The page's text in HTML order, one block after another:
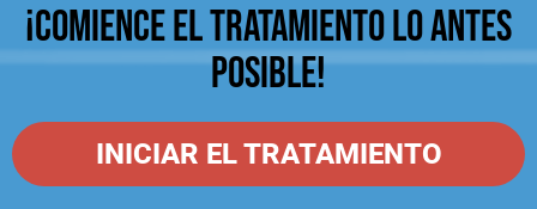
¡COMIENCE EL TRATAMIENTO LO ANTES
POSIBLE!
INICIAR EL TRATAMIENTO